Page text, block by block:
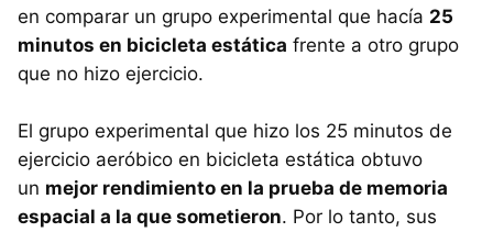
en comparar un grupo experimental que hacía 25
minutos en bicicleta estática frente a otro grupo
que no hizo ejercicio.
El grupo experimental que hizo los 25 minutos de
ejercicio aeróbico en bicicleta estática obtuvo
un mejor rendimiento en la prueba de memoria
espacial a la que sometieron. Por lo tanto, sus